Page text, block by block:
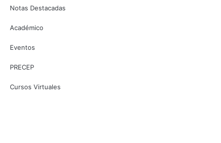
Notas Destacadas
Académico
Eventos
PRECEP
Cursos Virtuales